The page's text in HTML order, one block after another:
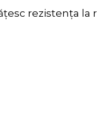
rezistența la